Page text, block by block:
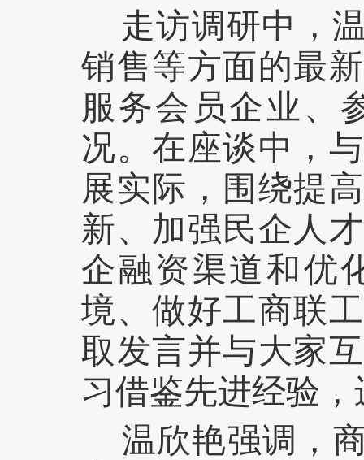
走访调研中，
销售等方面的最
服务会员企业、
况。在座谈中，
展实际，围绕提
新、加强民企人
企融资渠道和优
境、做好工商联
取发言并与大家
习借鉴先进经验
温欣艳强调，